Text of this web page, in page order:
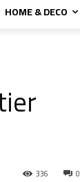
HOME & DECO
0
336